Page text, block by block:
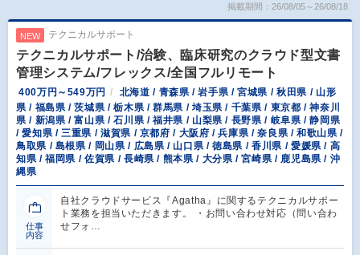
掲載期間：26/08/05～26/08/18
NEW テクニカルサポート
テクニカルサポート/治験、臨床研究のクラウド型文書
管理システム/フレックス/全国フルリモート
400万円～549万円
北海道 / 青森県 / 岩手県 / 宮城県 / 秋田県 / 山形
県 / 福島県 / 茨城県 / 栃木県 / 群馬県 / 埼玉県 / 千葉県 / 東京都 / 神奈川
県 / 新潟県 / 富山県 / 石川県 / 福井県 / 山梨県 / 長野県 / 岐阜県 / 静岡県
/ 愛知県 / 三重県 / 滋賀県 / 京都府 / 大阪府 / 兵庫県 / 奈良県 / 和歌山県 /
鳥取県 / 島根県 / 岡山県 / 広島県 / 山口県 / 徳島県 / 香川県 / 愛媛県 / 高
知県 / 福岡県 / 佐賀県 / 長崎県 / 熊本県 / 大分県 / 宮崎県 / 鹿児島県 / 沖
縄県
仕事
内容
自社クラウドサービス『Agatha』に関するテクニカルサポー
ト業務を担当いただきます。 ・お問い合わせ対応（問い合わ
せフォ…